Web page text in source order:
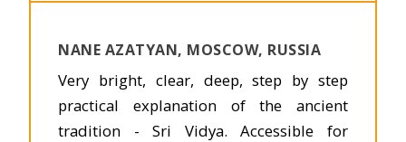
NANE AZATYAN, MOSCOW, RUSSIA
Very bright, clear, deep, step by step
practical explanation of the ancient
tradition - Sri Vidya. Accessible for